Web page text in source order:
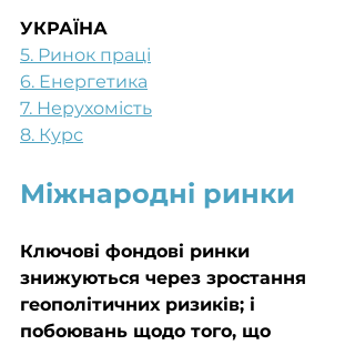
УКРАЇНА
5. Ринок праці
6. Енергетика
7. Нерухомість
8. Курс
Міжнародні ринки
Ключові фондові ринки
знижуються через зростання
геополітичних ризиків; і
побоювань щодо того, що